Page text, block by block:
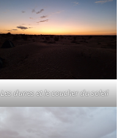
Les dunes et le coucher du soleil